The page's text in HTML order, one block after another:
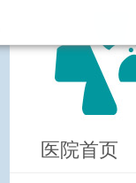
医院首页